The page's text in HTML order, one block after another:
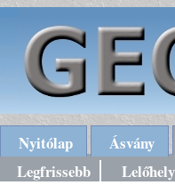
Nyitólap Ásvány
Legfrissebb